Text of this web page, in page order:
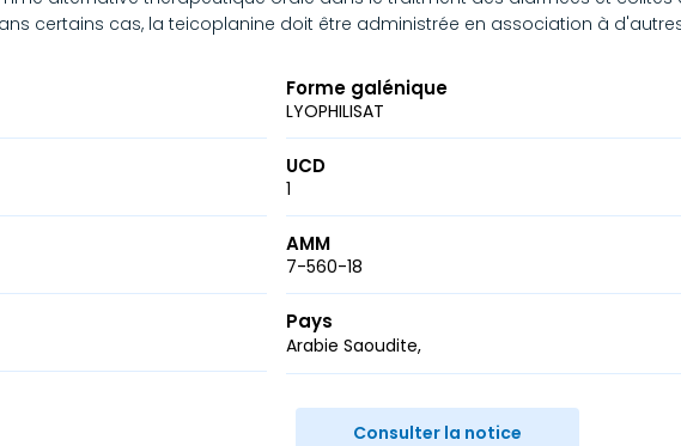
certains cas, la teicoplanine doit être administrée en association à
Forme galénique
LYOPHILISAT
UCD
1
AMM
7-560-18
Pays
Arabie Saoudite
Consulter la notice